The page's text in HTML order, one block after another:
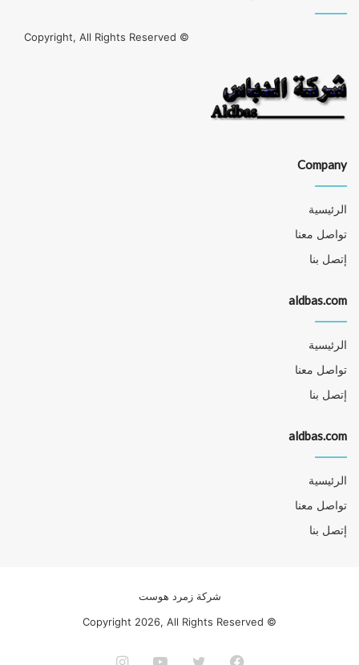
© Copyright, All Rights Reserved
Company
الرئيسية
تواصل معنا
إتصل بنا
aldbas.com
الرئيسية
تواصل معنا
إتصل بنا
aldbas.com
الرئيسية
تواصل معنا
إتصل بنا
شركة زمرد هوست
© Copyright 2026, All Rights Reserved
فيسبوك تويتر يوتيوبانستقرام